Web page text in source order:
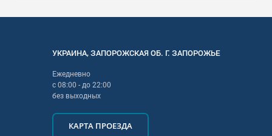
УКРАИНА,ЗАПОРОЖСКАЯОБ. Г. ЗАПОРОЖЬЕ
Ежедневно
с08:00 - до22:00
без выходных
КАРТА ПРОЕЗДА